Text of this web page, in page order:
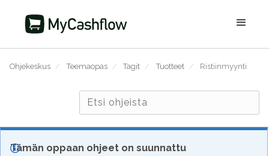
Ohjekeskus / Teemaopas / Tagit / Tuotteet / Ristiinmyynti
Tämän oppaan ohjeet on suunnattu